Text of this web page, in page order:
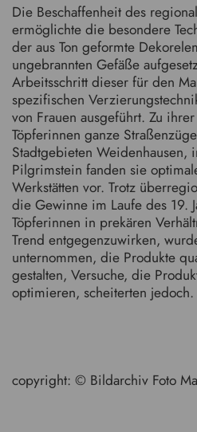
Die Beschaffenheit des
ermöglichte die besondere
der aus Ton geformte
ungebrannten Gefäße
Arbeitsschritt dieser für den
spezifischen
von Frauen ausgeführt. Zu
Töpferinnen ganze
Stadtgebieten Weidenhausen,
Pilgrimstein fanden sie
Werkstätten vor. Trotz
die Gewinne im Laufe des 19.
Töpferinnen in prekären
Trend entgegenzuwirken,
unternommen, die Produkte
gestalten, Versuche, die
optimieren, scheiterten jedoch.
copyright: © Bildarchiv Foto